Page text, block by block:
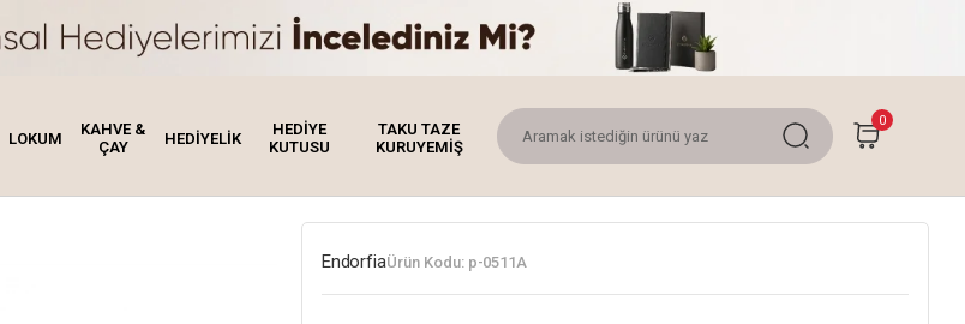
LOKUM
KAHVE &
ÇAY
HEDİYELİK
HEDİYE
KUTUSU
TAKU TAZE
KURUYEMİŞ
0
EndorfiaÜrün Kodu: p-0511A